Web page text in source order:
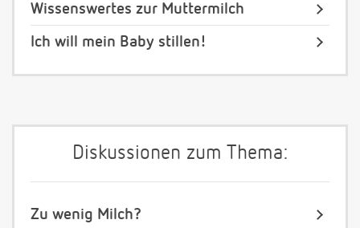
Wissenswertes zur Muttermilch
Ich will mein Baby stillen!
Diskussionen zum Thema:
Zu wenig Milch?